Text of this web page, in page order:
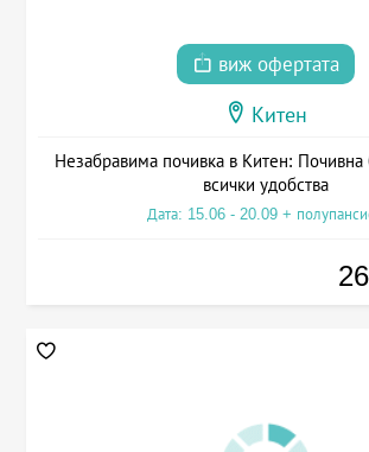
виж офертата
Китен
Незабравима почивка в Китен: Почивна
всички удобства
Дата: 15.06 - 20.09 +
26